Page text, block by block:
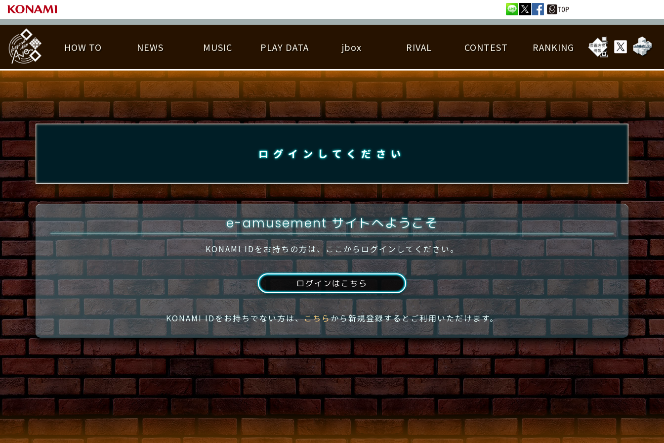
HOW TO
基本の遊び方 遊び方ガイド
NEWS MUSIC
遊べる楽曲 アーティスト紹介
PLAY DATA
PLAY DATA TOP EMBLEM ゆびベル 楽曲データ 詳細楽曲データ
称号 プレー履歴 プレーグラフ ねんごろチャレンジ EDIT譜面
jbox RIVAL
ライバル一覧 逆ライバル一覧 ライバル比較 プレーヤー検索 フレンドリスト
CONTEST
大会参加 大会開催 大会参加情報 大会とは？
RANKING
LICENSE HIT CHART ORIGINAL HIT CHART BEST SCORE RANKING TOTAL BEST SCORE RANKING
ログインしてください
e-amusement サイトへようこそ
KONAMI IDをお持ちの方は、ここからログインしてください。
ログインはこちら
KONAMI IDをお持ちでない方は、こちらから新規登録するとご利用いただけます。